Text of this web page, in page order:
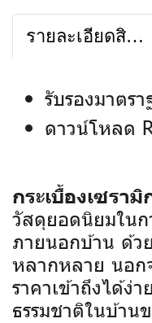
รายละเอียดสินค้า
รับรองมาตร
ดาวน์โหลด
กระเบื้องเซรา
วัสดุยอดนิยมใน
ภายนอกบ้าน ด้
หลากหลาย นอก
ราคาเข้าถึงได้ง่
ธรรมชาติในบ้าน